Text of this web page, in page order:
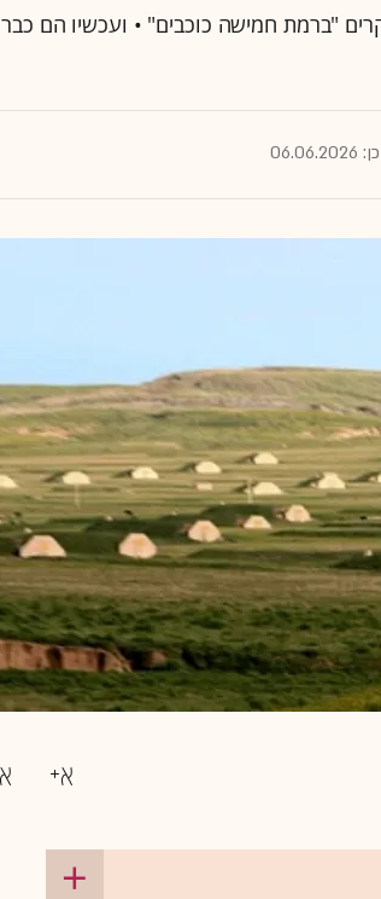
"ברמת חמישה כוכבים" • ועכשיו הם כבר